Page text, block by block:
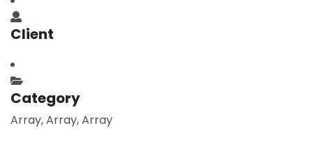
Client
Category
Array, Array, Array